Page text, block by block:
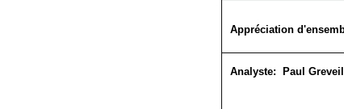
Appréciation
Analyste: Paul